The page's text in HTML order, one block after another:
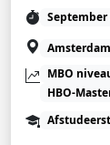
September
Amsterdam
MBO
HBO-